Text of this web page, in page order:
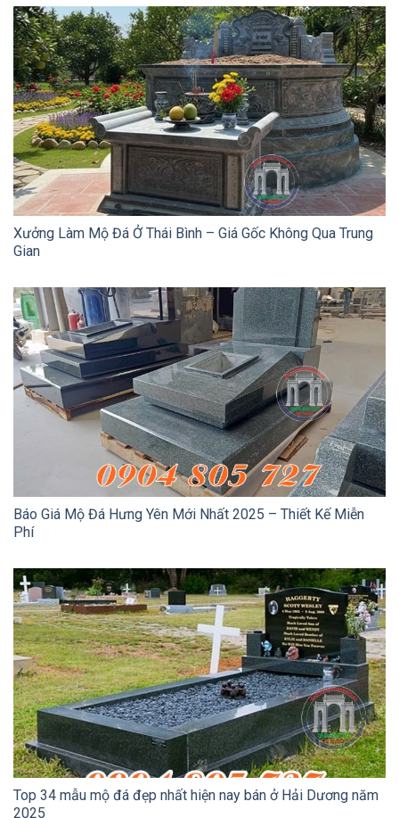
Xưởng Làm Mộ Đá Ở Thái Bình – Giá Gốc Không Qua Trung
Gian
Báo Giá Mộ Đá Hưng Yên Mới Nhất 2025 – Thiết Kế Miễn
Phí
Top 34 mẫu mộ đá đẹp nhất hiện nay bán ở Hải Dương năm
2025